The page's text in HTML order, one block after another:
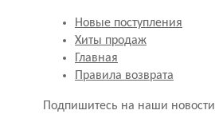
Новые поступления
Хиты продаж
Главная
Правила возврата
Подпишитесь на наши новости